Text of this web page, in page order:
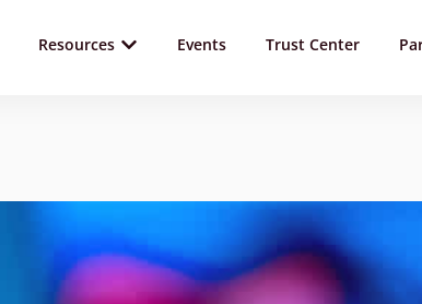
Resources Events Trust Center